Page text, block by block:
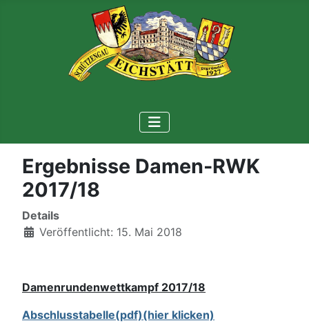
Ergebnisse Damen-RWK
2017/18
Details
Veröffentlicht: 15. Mai 2018
Damenrundenwettkampf 2017/18
Abschlusstabelle(pdf)(hier klicken)